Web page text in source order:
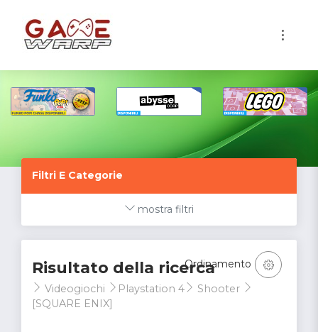
Filtri E Categorie
mostra filtri
Risultato della ricerca
Videogiochi Playstation 4
Shooter
[SQUARE ENIX]
Ordinamento